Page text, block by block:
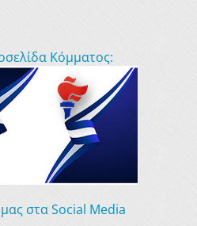
Κόμματος:
στα Social Media